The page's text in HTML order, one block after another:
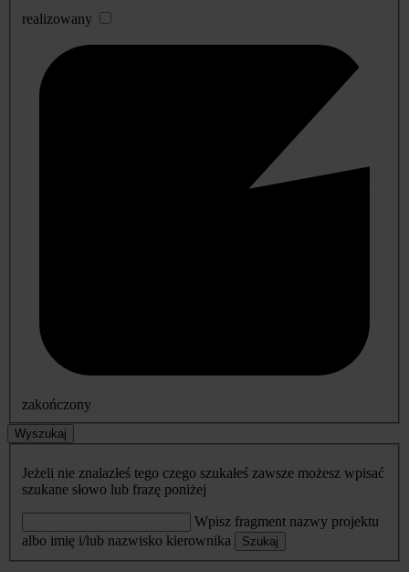
realizowany
zakończony
Wyszukaj
Jeżeli nie znalazłeś tego czego szukałeś zawsze możesz wpisać
szukane słowo lub frazę poniżej
Wpisz fragment nazwy projektu
albo imię i/lub nazwisko kierownika
Szukaj